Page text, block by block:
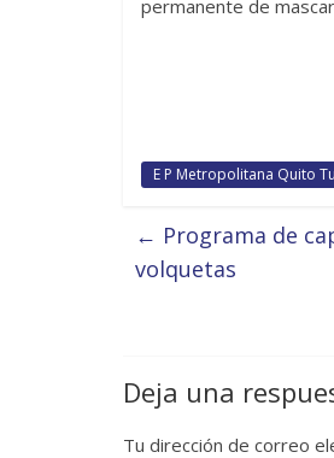
permanente de
E P Metropolitana Quito
← Programa de
volquetas
Deja una
Tu dirección de correo